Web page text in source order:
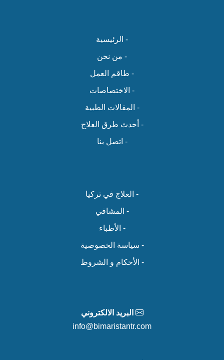
- الرئيسية
- من نحن
- طاقم العمل
- الاختصاصات
- المقالات الطبية
- أحدث طرق العلاج
- اتصل بنا
- العلاج في تركيا
- المشافي
- الأطباء
- سياسة الخصوصية
- الأحكام و الشروط
البريد الالكتروني
info@bimaristantr.com